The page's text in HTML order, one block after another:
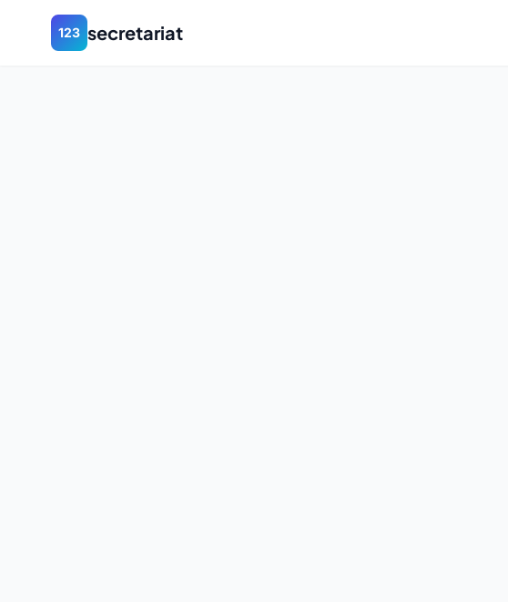
123 secretariat